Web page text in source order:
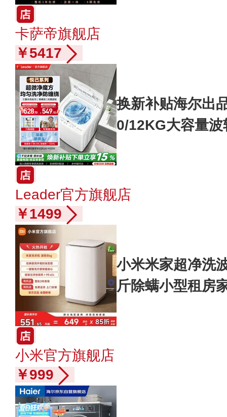
卡萨帝旗舰店
￥5417
换新补贴海尔出
0/12KG大容量
Leader官方旗舰店
￥1499
小米米家超净洗
斤除螨小型租房
小米官方旗舰店
￥999